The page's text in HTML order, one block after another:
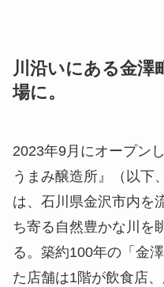
川沿いにある金澤
場に。
2023年9月にオープン
うまみ醸造所』（以下
は、石川県金沢市内を
ち寄る自然豊かな川を
る。築約100年の「金
た店舗は1階が飲食店